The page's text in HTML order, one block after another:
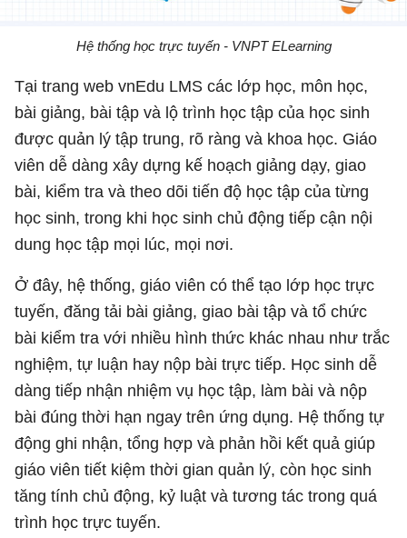
Hệ thống học trực tuyến - VNPT ELearning
Tại trang web vnEdu LMS các lớp học, môn học,
bài giảng, bài tập và lộ trình học tập của học sinh
được quản lý tập trung, rõ ràng và khoa học. Giáo
viên dễ dàng xây dựng kế hoạch giảng dạy, giao
bài, kiểm tra và theo dõi tiến độ học tập của từng
học sinh, trong khi học sinh chủ động tiếp cận nội
dung học tập mọi lúc, mọi nơi.
Ở đây, hệ thống, giáo viên có thể tạo lớp học trực
tuyến, đăng tải bài giảng, giao bài tập và tổ chức
bài kiểm tra với nhiều hình thức khác nhau như trắc
nghiệm, tự luận hay nộp bài trực tiếp. Học sinh dễ
dàng tiếp nhận nhiệm vụ học tập, làm bài và nộp
bài đúng thời hạn ngay trên ứng dụng. Hệ thống tự
động ghi nhận, tổng hợp và phản hồi kết quả giúp
giáo viên tiết kiệm thời gian quản lý, còn học sinh
tăng tính chủ động, kỷ luật và tương tác trong quá
trình học trực tuyến.